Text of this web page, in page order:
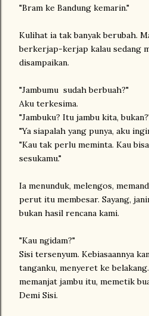
"Bram ke Bandung kemarin."
Kulihat ia tak banyak berubah.
berkerjap-kerjap kalau sedang
disampaikan.
"Jambumu sudah berbuah?"
Aku terkesima.
"Jambuku? Itu jambu kita,
"Ya siapalah yang punya, aku
"Kau tak perlu meminta. Kau
sesukamu."
Ia menunduk, melengos,
perut itu membesar. Sayang,
bukan hasil rencana kami.
"Kau ngidam?"
Sisi tersenyum. Kebiasaannya
tanganku, menyeret ke
memanjat jambu itu, memetik
Demi Sisi.